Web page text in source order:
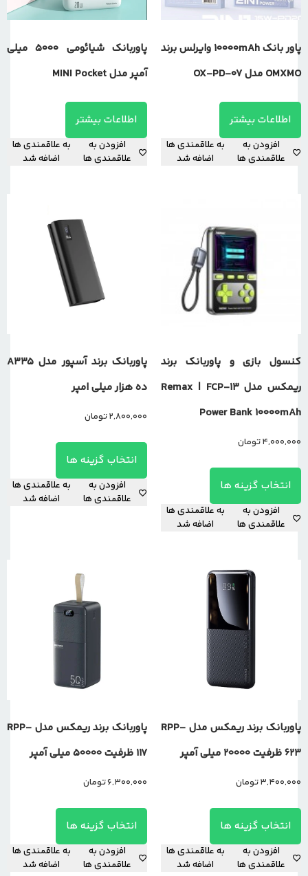
پاور بانک 10000mAh وایرلس برند
OMXMO مدل OX-PD-07
اطلاعات بیشتر
افزودن به
علاقمندی ها
به علاقمندی ها
اضافه شد
پاوربانک شیائومی 5000 میلی
آمپر مدل MINI Pocket
اطلاعات بیشتر
افزودن به
علاقمندی ها
به علاقمندی ها
اضافه شد
کنسول بازی و پاوربانک برند
ریمکس مدل Remax | FCP-13
Power Bank 10000mAh
4,000,000تومان
انتخاب گزینه ها
افزودن به
علاقمندی ها
به علاقمندی ها
اضافه شد
پاوربانک برند آسپور مدل A335
ده هزار میلی امپر
2,800,000تومان
انتخاب گزینه ها
افزودن به
علاقمندی ها
به علاقمندی ها
اضافه شد
پاوربانک برند ریمکس مدل RPP-
623 ظرفیت 20000 میلی آمپر
3,400,000تومان
انتخاب گزینه ها
افزودن به
علاقمندی ها
به علاقمندی ها
اضافه شد
پاوربانک برند ریمکس مدل RPP-
117 ظرفیت 50000 میلی آمپر
6,300,000تومان
انتخاب گزینه ها
افزودن به
علاقمندی ها
به علاقمندی ها
اضافه شد